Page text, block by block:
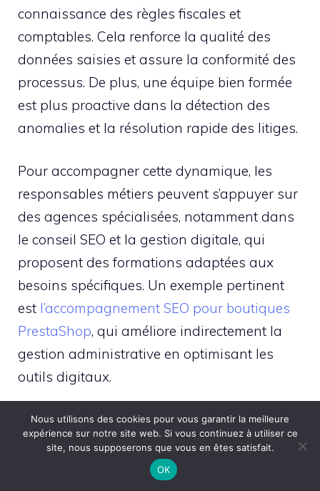
connaissance des règles fiscales et
comptables. Cela renforce la qualité des
données saisies et assure la conformité des
processus. De plus, une équipe bien formée
est plus proactive dans la détection des
anomalies et la résolution rapide des litiges.
Pour accompagner cette dynamique, les
responsables métiers peuvent s’appuyer sur
des agences spécialisées, notamment dans
le conseil SEO et la gestion digitale, qui
proposent des formations adaptées aux
besoins spécifiques. Un exemple pertinent
est l’accompagnement SEO pour boutiques
PrestaShop, qui améliore indirectement la
gestion administrative en optimisant les
outils digitaux.
Investir dans la formation permet également
de réduire les risques liés aux erreurs
coûteuses, à la fraude, et aux retards de
Nous utilisons des cookies pour vous garantir la meilleure
expérience sur notre site web. Si vous continuez à utiliser ce
site, nous supposerons que vous en êtes satisfait.
OK